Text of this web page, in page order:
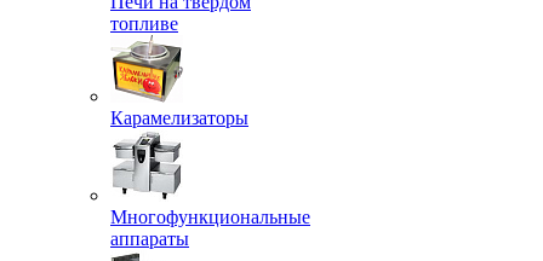
топливе
Карамелизаторы
Многофункциональные
аппараты